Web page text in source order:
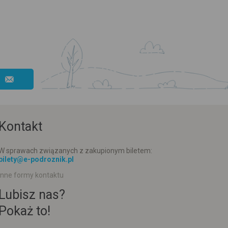
sprawach związanych z zakupionym biletem:
podroznik.pl
formy kontaktu
nas?
to!